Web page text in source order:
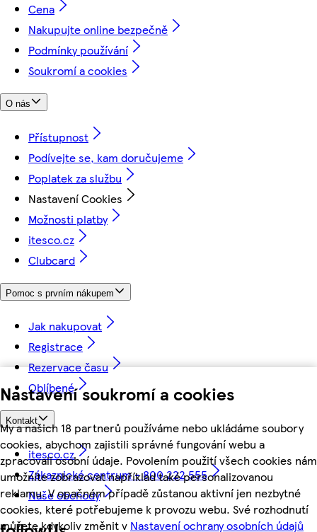
Nastavení soukromí a cookies
My a našich 18 partnerů používáme nebo ukládáme soubory
cookies, abychom zajistili správné fungování webu a
zpracovali osobní údaje. Povolením použití všech cookies nám
umožníte zobrazovat například také personalizovanou
reklamu. V opačném případě zůstanou aktivní jen nezbytné
cookies, které potřebujeme k provozu webu. Své rozhodnutí
můžete kdykoliv změnit v Nastavení ochrany osobních údajů
Cena
Nakupujte online bezpečně
Podmínky používání
Soukromí a cookies
O nás
Přístupnost
Podívejte se, kam doručujeme
Poplatek za službu
Nastavení Cookies
Možnosti platby
itesco.cz
Clubcard
Pomoc s prvním nákupem
Jak nakupovat
Registrace
Rezervace času
Oblíbené
Kontakt
itesco.cz
Zákaznické centrum - 800 222 555
Naše obchody